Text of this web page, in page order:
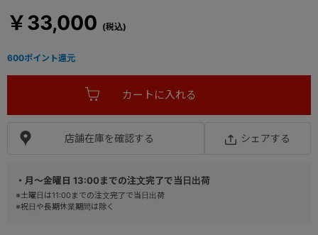
・月～金曜日 13:00までの注文完了で当日出荷
※土曜日は11:00までの注文完了で当日出荷
※祝日や長期休業期間は除く
￥33,000
店舗在庫を確認する シェアする
600ポイント還元